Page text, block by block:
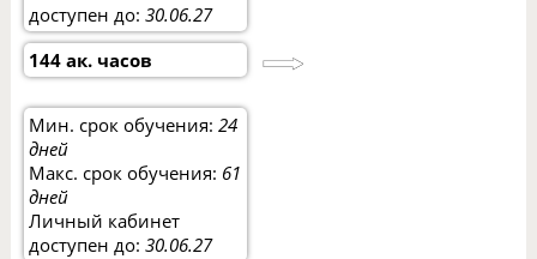
доступен до:30.06.27
144 ак. часов
Мин. срок обучения:24
дней
Макс. срок обучения: 61
дней
Личный кабинет
доступен до:30.06.27